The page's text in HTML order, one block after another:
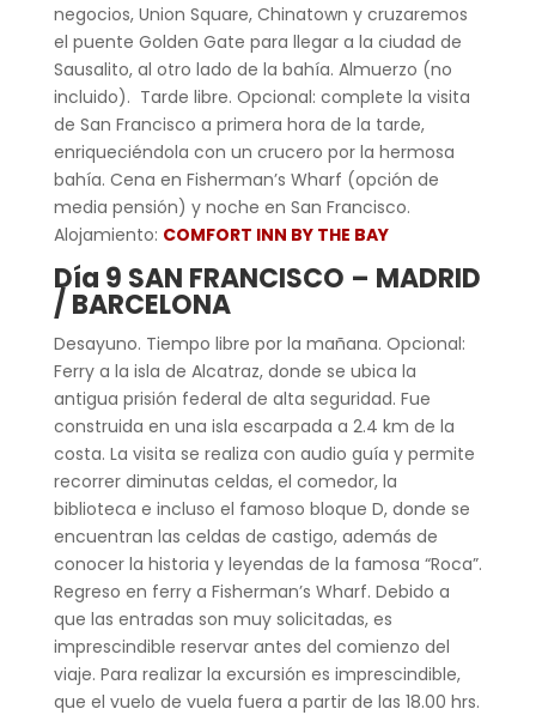
negocios, Union Square, Chinatown y cruzaremos
el puente Golden Gate para llegar a la ciudad de
Sausalito, al otro lado de la bahía. Almuerzo (no
incluido). Tarde libre. Opcional: complete la visita
de San Francisco a primera hora de la tarde,
enriqueciéndola con un crucero por la hermosa
bahía. Cena en Fisherman’s Wharf (opción de
media pensión) y noche en San Francisco.
Alojamiento: COMFORT INN BY THE BAY
Día 9 SAN FRANCISCO – MADRID
/ BARCELONA
Desayuno. Tiempo libre por la mañana. Opcional:
Ferry a la isla de Alcatraz, donde se ubica la
antigua prisión federal de alta seguridad. Fue
construida en una isla escarpada a 2.4 km de la
costa. La visita se realiza con audio guía y permite
recorrer diminutas celdas, el comedor, la
biblioteca e incluso el famoso bloque D, donde se
encuentran las celdas de castigo, además de
conocer la historia y leyendas de la famosa “Roca”.
Regreso en ferry a Fisherman’s Wharf. Debido a
que las entradas son muy solicitadas, es
imprescindible reservar antes del comienzo del
viaje. Para realizar la excursión es imprescindible,
que el vuelo de vuela fuera a partir de las 18.00 hrs.